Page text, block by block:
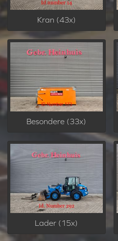
Kran (43x)
Besondere (33x)
Lader (15x)